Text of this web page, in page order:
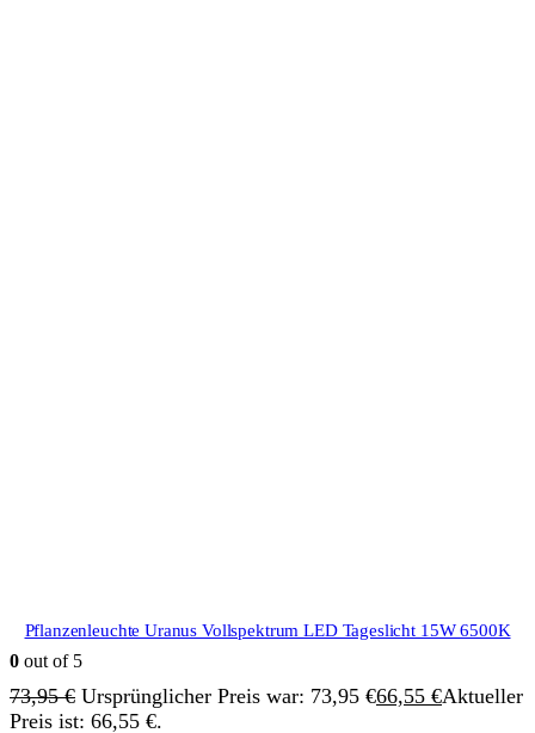
Pflanzenleuchte Uranus Vollspektrum LED Tageslicht 15W 6500K
0 out of 5
73,95€ Ursprünglicher Preis war: 73,95 €66,55 €Aktueller
Preis ist: 66,55 €.